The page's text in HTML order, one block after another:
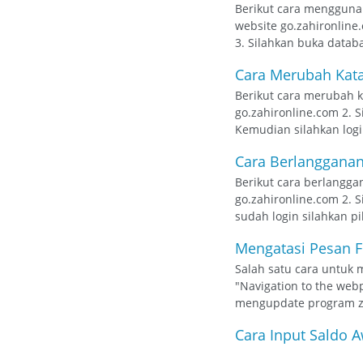
Berikut cara
website
3. Silahkan buka
Cara Merubah
Berikut cara merubah
go.zahironline.com 2.
Kemudian silahkan
Cara
Berikut cara
go.zahironline.com 2.
sudah login silahkan
Mengatasi Pesan
Salah satu cara untuk
"Navigation to the
mengupdate program
Cara Input Saldo